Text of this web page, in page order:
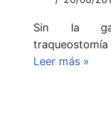
Sin la
traqueostomía
Leer más »